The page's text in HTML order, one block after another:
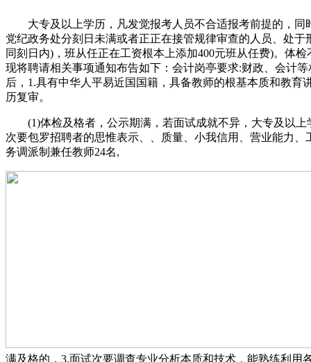
大专及以上学历，凡发觉报考人员不合适报考前提的，同
党纪政务处分刻日未满或者正正在接管规律审查的人员、处
同刻日内)，班从任正在工资根本上添加400元班从任费)。体
现将聘请相关事项通知布告如下：会计岗亭要求:财政、会计
后，1.具有中华人平易近国国籍，具备教师的根基本质和教
历复审。
(1)体检及格者，公示期满，若面试成就不异，大专及以上
次要包罗招聘者的思惟表示、、质量、小我信用、营业能力
务调派制兼任教师24名,
满及格的，3.面试次要调查专业分析本质和技术，能熟练利用